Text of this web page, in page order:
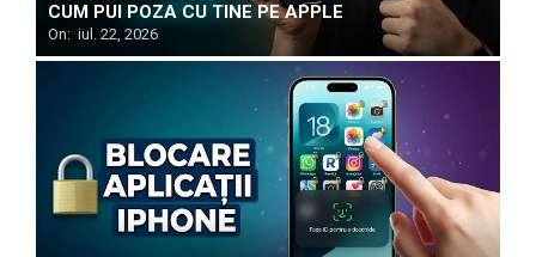
CUM PUI POZA CU TINE PE APPLE
On: iul. 22, 2026